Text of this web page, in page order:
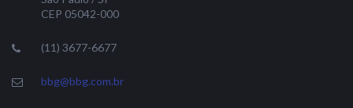
CEP 05042-000
(11) 3677-6677
bbg@bbg.com.br